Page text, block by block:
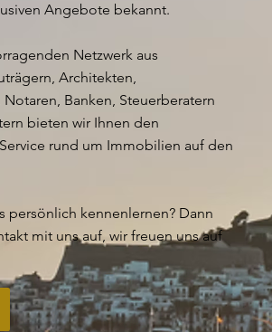
Angebote bekannt.
Netzwerk aus
Architekten,
Notaren, Banken, Steuerberatern
bieten wir Ihnen den
rund um Immobilien auf den
persönlich kennenlernen? Dann
mit uns auf, wir freuen uns auf